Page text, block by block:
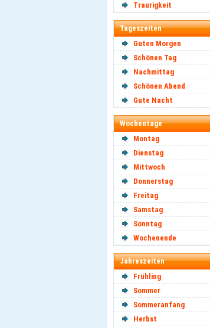
Traurigkeit
Tageszeiten
Guten Morgen
Schönen Tag
Nachmittag
Schönen Abend
Gute Nacht
Wochentage
Montag
Dienstag
Mittwoch
Donnerstag
Freitag
Samstag
Sonntag
Wochenende
Jahreszeiten
Frühling
Sommer
Sommeranfang
Herbst